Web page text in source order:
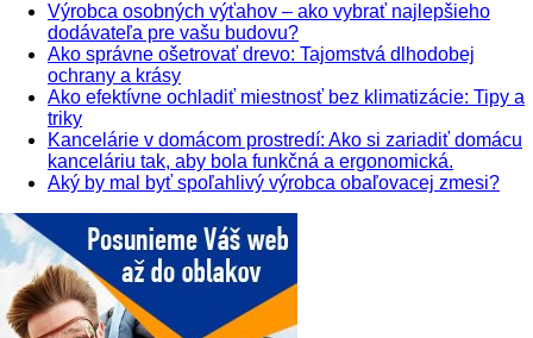
Výrobca osobných výťahov – ako vybrať najlepšieho
dodávateľa pre vašu budovu?
Ako správne ošetrovať drevo: Tajomstvá dlhodobej
ochrany a krásy
Ako efektívne ochladiť miestnosť bez klimatizácie: Tipy a
triky
Kancelárie v domácom prostredí: Ako si zariadiť domácu
kanceláriu tak, aby bola funkčná a ergonomická.
Aký by mal byť spoľahlivý výrobca obaľovacej zmesi?